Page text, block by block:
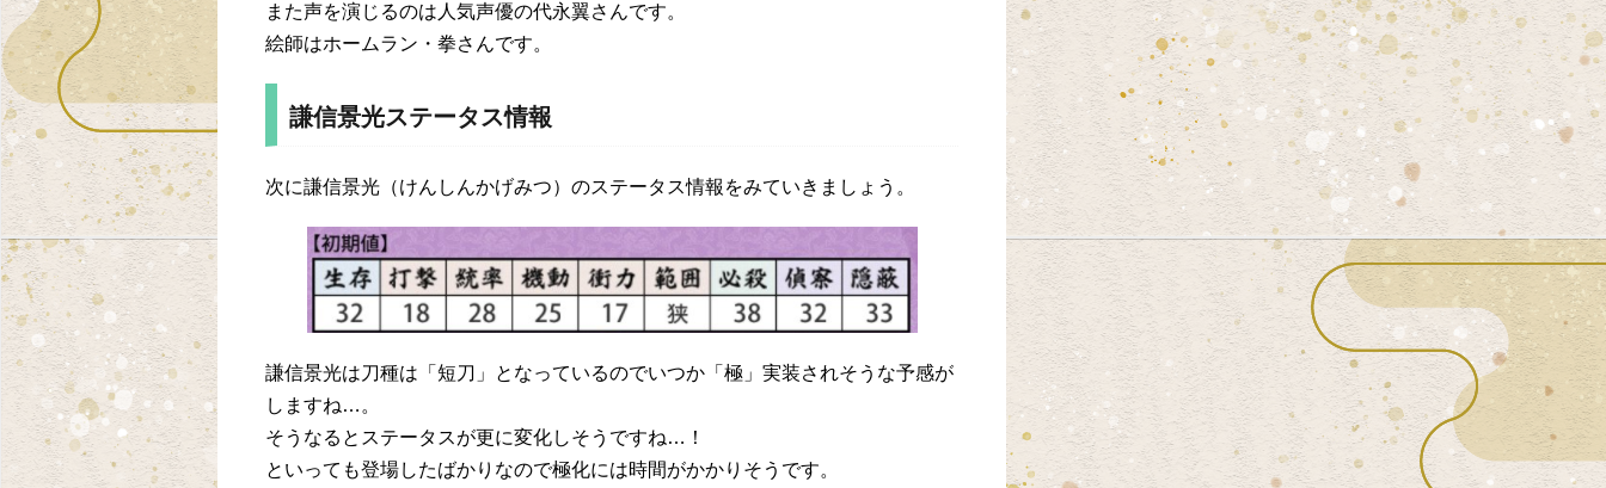
また声を演じるのは人気声優の代永翼さんです。
絵師はホームラン・拳さんです。
謙信景光ステータス情報
次に謙信景光（けんしんかげみつ）のステータス情報をみていきましょう。
謙信景光は刀種は「短刀」となっているのでいつか「極」実装されそうな予感が
しますね…。
そうなるとステータスが更に変化しそうですね…！
といっても登場したばかりなので極化には時間がかかりそうです。